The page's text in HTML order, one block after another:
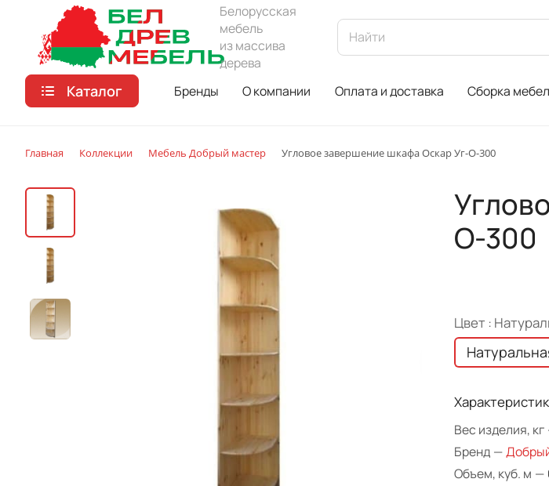
Белорусская
мебель
из массива
дерева
Каталог Бренды О компании Оплата и доставка Сборка
Главная Коллекции Мебель Добрый мастер Угловое завершение шкафа Оскар Уг-О-300
О-300
Цвет :
Вес изделия, кг
Бренд —
Объем, куб. м —